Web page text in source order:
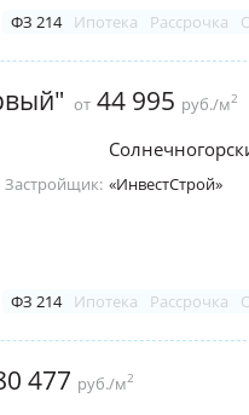
ФЗ 214 Ипотека Рассрочка
от 44 995 руб./м2
Застройщик: «ИнвестСтрой»
ФЗ 214 Ипотека Рассрочка
477 руб./м2